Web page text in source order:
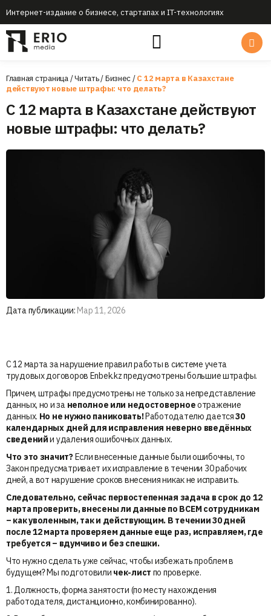
Интернет-издание о бизнесе, стартапах и IT-технологиях
Главная страница/Читать/Бизнес/С 12 марта в Казахстане
действуют новые штрафы: что делать?
С 12 марта в Казахстане действуют
новые штрафы: что делать?
Дата публикации: Мар 11, 2026
С 12 марта за нарушение правил работы в системе учета
трудовых договоров Enbek.kz предусмотрены большие штрафы.
Причем, штрафы предусмотрены не только за непредставление
данных, но и за неполное или недостоверноеотражение
данных. Но не нужно паниковать!Работодателю дается30
календарных дней для исправления неверно введённых
сведенийи удаления ошибочных данных.
Что это значит? Если внесенные данные были ошибочны, то
Закон предусматривает их исправление в течении 30 рабочих
дней, а вот нарушение сроков внесения никак не исправить.
Следовательно, сейчас первостепенная задача в срок до 12
марта проверить, внесены ли данные по ВСЕМ сотрудникам
– как уволенным, так и действующим. В течении 30 дней
после 12 марта проверяем данные еще раз, исправляем, где
требуется – вдумчиво и без спешки.
Что нужно сделать уже сейчас, чтобы избежать проблем в
будущем? Мы подготовили чек-лист по проверке.
1. Должность, форма занятости (по месту нахождения
работодателя, дистанционно, комбинированно).